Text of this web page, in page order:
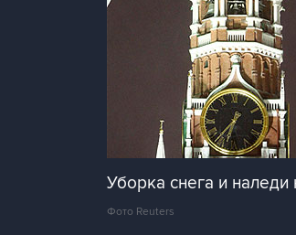
Уборка снега и
Фото Reuters